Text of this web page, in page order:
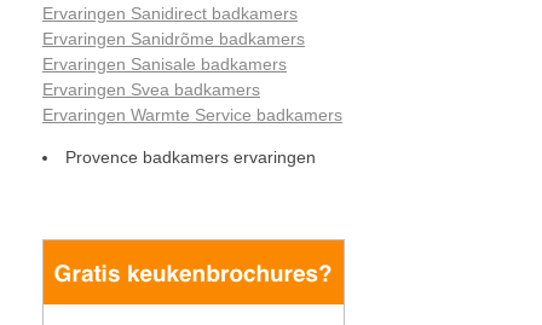
Ervaringen Sanidirect badkamers
Ervaringen Sanidrõme badkamers
Ervaringen Sanisale badkamers
Ervaringen Svea badkamers
Ervaringen Warmte Service badkamers
Provence badkamers ervaringen